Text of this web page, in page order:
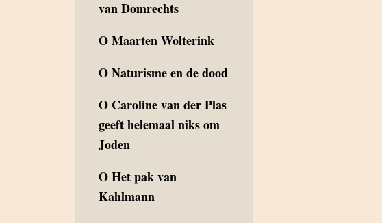
van Domrechts
OMaarten Wolterink
ONaturisme en de dood
O Caroline van der Plas
geeft helemaal niks om
Joden
OHet pak van
Kahlmann